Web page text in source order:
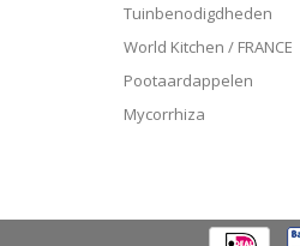
Tuinbenodigdheden
World Kitchen / FRANCE
Pootaardappelen
Mycorrhiza